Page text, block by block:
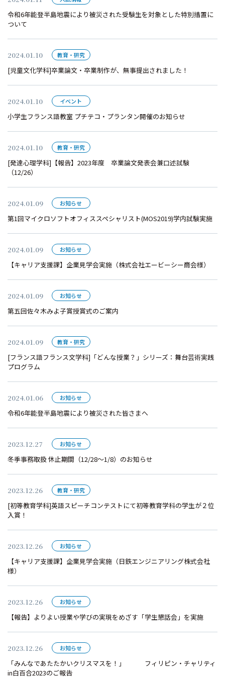
令和6年能登半島地震により被災された受験生を対象とした特別措置に
ついて
2024.01.10 教育・研究
[児童文化学科]卒業論文・卒業制作が、無事提出されました！
2024.01.10 イベント
小学生フランス語教室 プチテコ・プランタン開催のお知らせ
2024.01.10 教育・研究
[発達心理学科]【報告】2023年度 卒業論文発表会兼口述試験
（12/26）
2024.01.09 お知らせ
第1回マイクロソフトオフィススペシャリスト(MOS2019)学内試験実施
2024.01.09 お知らせ
【キャリア支援課】企業見学会実施（株式会社エービーシー商会様）
2024.01.09 お知らせ
第五回佐々木みよ子賞授賞式のご案内
2024.01.09 教育・研究
[フランス語フランス文学科]「どんな授業？」シリーズ：舞台芸術実践
プログラム
2024.01.06 お知らせ
令和6年能登半島地震により被災された皆さまへ
2023.12.27 お知らせ
冬季事務取扱 休止期間（12/28～1/8）のお知らせ
2023.12.26 教育・研究
[初等教育学科]英語スピーチコンテストにて初等教育学科の学生が２位
入賞！
2023.12.26 お知らせ
【キャリア支援課】企業見学会実施（日鉄エンジニアリング株式会社
様）
2023.12.26 お知らせ
【報告】よりよい授業や学びの実現をめざす「学生懇話会」を実施
2023.12.26 お知らせ
「みんなであたたかいクリスマスを！」 フィリピン・チャリティ
in白百合2023のご報告